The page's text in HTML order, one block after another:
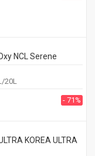
NCL Serene
20L
- 71%
KOREA ULTRA